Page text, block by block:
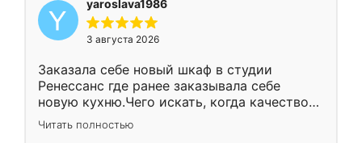
yaroslava1986
3 августа 2026
Заказала себе новый шкаф в студии
Ренессанс где ранее заказывала себе
новую кухню.Чего искать, когда качеством
вполне довольна. Служит кухня уже почти
два года, нареканий нет.
Читать полностью